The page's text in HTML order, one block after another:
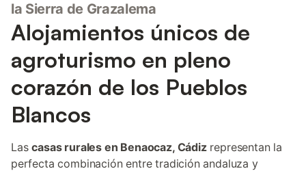
la Sierra de Grazalema
Alojamientos únicos de
agroturismo en pleno
corazón de los Pueblos
Blancos
Lascasas rurales en Benaocaz, Cádizrepresentan la
perfecta combinación entre tradición andaluza y